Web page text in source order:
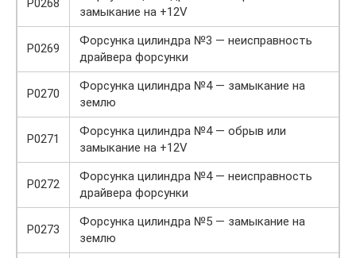
замыкание на +12V
P0269
Форсунка цилиндра №3 — неисправность
драйвера форсунки
P0270
Форсунка цилиндра №4 — замыкание на
землю
P0271
Форсунка цилиндра №4 — обрыв или
замыкание на +12V
P0272
Форсунка цилиндра №4 — неисправность
драйвера форсунки
P0273
Форсунка цилиндра №5 — замыкание на
землю